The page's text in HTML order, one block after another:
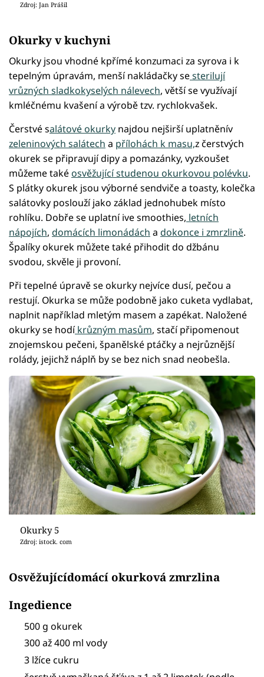
Zdroj: Jan Prášil
Okurky v kuchyni
Okurky jsou vhodné kpřímé konzumaci za syrova i k
tepelným úpravám, menší nakládačky sesterilují
vrůzných sladkokyselých nálevech, větší se využívají
kmléčnému kvašení a výrobě tzv. rychlokvašek.
Čerstvé salátové okurky najdou nejširší uplatněnív
zeleninových salátech a přílohách k masu,z čerstvých
okurek se připravují dipy a pomazánky, vyzkoušet
můžeme takéosvěžující studenou okurkovou polévku.
S plátky okurek jsou výborné sendviče a toasty, kolečka
salátovky poslouží jako základ jednohubek místo
rohlíku. Dobře se uplatní ive smoothies, letních
nápojích, domácích limonádách a dokonce i zmrzlině.
Špalíky okurek můžete také přihodit do džbánu
svodou, skvěle ji provoní.
Při tepelné úpravě se okurky nejvíce dusí, pečou a
restují. Okurka se může podobně jako cuketa vydlabat,
naplnit například mletým masem a zapékat. Naložené
okurky se hodíkrůzným masům, stačí připomenout
znojemskou pečeni, španělské ptáčky a nejrůznější
rolády, jejichž náplň by se bez nich snad neobešla.
Okurky 5
Zdroj: istock. com
Osvěžujícídomácí okurková zmrzlina
Ingedience
500 g okurek
300 až 400 ml vody
3 lžíce cukru